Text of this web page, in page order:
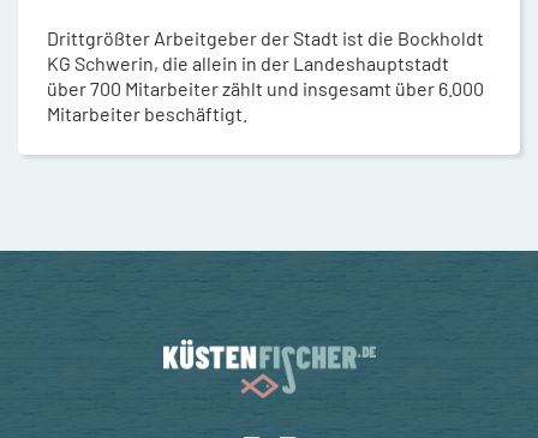
Drittgrößter Arbeitgeber der Stadt ist die Bockholdt
KG Schwerin, die allein in der Landeshauptstadt
über 700 Mitarbeiter zählt und insgesamt über 6.000
Mitarbeiter beschäftigt.